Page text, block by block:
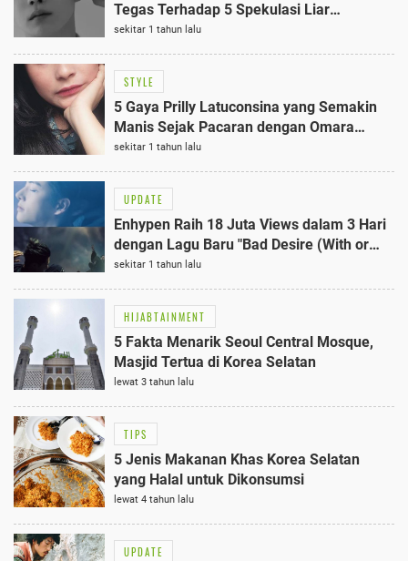
Tegas Terhadap 5 Spekulasi Liar
Mengejutkan
sekitar 1 tahun lalu
STYLE
5 Gaya Prilly Latuconsina yang Semakin
Manis Sejak Pacaran dengan Omara
Esteghlal
sekitar 1 tahun lalu
UPDATE
Enhypen Raih 18 Juta Views dalam 3 Hari
dengan Lagu Baru "Bad Desire (With or
Without You)"
sekitar 1 tahun lalu
HIJABTAINMENT
5 Fakta Menarik Seoul Central Mosque,
Masjid Tertua di Korea Selatan
lewat 3 tahun lalu
TIPS
5 Jenis Makanan Khas Korea Selatan
yang Halal untuk Dikonsumsi
lewat 4 tahun lalu
UPDATE